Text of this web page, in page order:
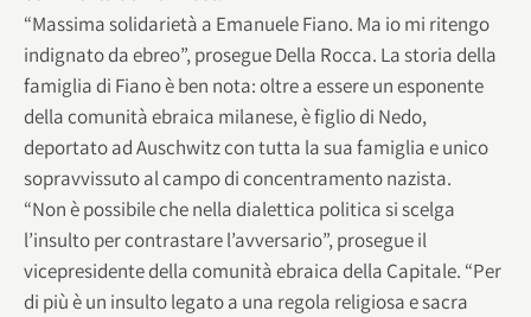
“Massima solidarietà a Emanuele Fiano. Ma io mi ritengo
indignato da ebreo”, prosegue Della Rocca. La storia della
famiglia di Fiano è ben nota: oltre a essere un esponente
della comunità ebraica milanese, è figlio di Nedo,
deportato ad Auschwitz con tutta la sua famiglia e unico
sopravvissuto al campo di concentramento nazista.
“Non è possibile che nella dialettica politica si scelga
l’insulto per contrastare l’avversario”, prosegue il
vicepresidente della comunità ebraica della Capitale. “Per
di più è un insulto legato a una regola religiosa e sacra